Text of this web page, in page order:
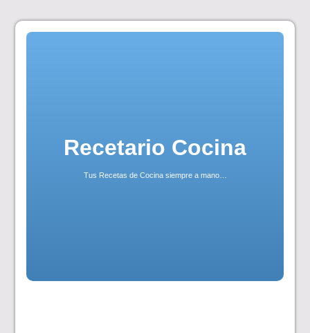
Skip
Recetario Cocina
Tus Recetas de Cocina siempre a mano…